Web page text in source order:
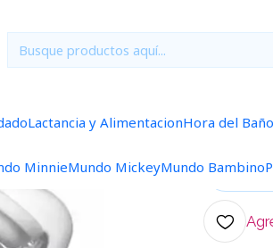
Lactancia y AlimentacionHora del Baño
MinnieMundo MickeyMundo Bambino
5.0